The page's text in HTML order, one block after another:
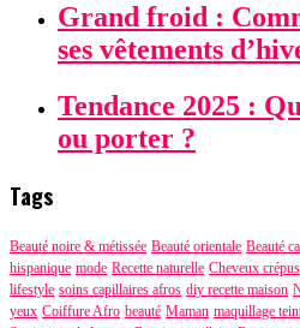
Grand froid :
ses vêtements
Tendance 2025 :
ou porter ?
Tags
Beauté noire & métissée Beauté orientale Beauté
hispanique mode Recette naturelle Cheveux crépus
lifestyle soins capillaires afros diy recette maison
yeux Coiffure Afro beauté Maman maquillage